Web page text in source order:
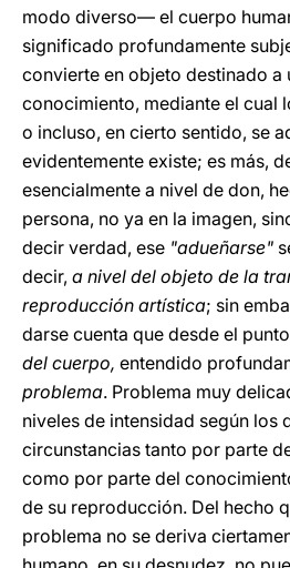
modo diverso— el cuerpo
significado profundamente
convierte en objeto destinado a
conocimiento, mediante el cual
o incluso, en cierto sentido, se
evidentemente existe; es más,
esencialmente a nivel de don,
persona, no ya en la imagen,
decir verdad, ese "adueñarse"
decir, a nivel del objeto de la
reproducción artística; sin
darse cuenta que desde el
del cuerpo, entendido
problema. Problema muy
niveles de intensidad según los
circunstancias tanto por parte
como por parte del
de su reproducción. Del hecho
problema no se deriva